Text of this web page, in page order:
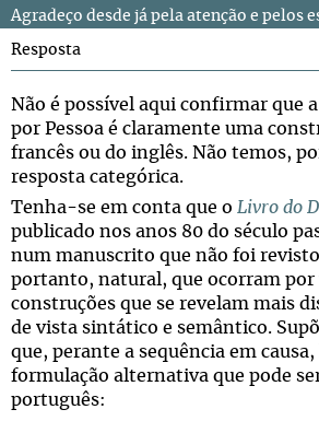
Agradeço desde já pela atenção e pelos
Resposta
Não é possível aqui confirmar que
por Pessoa é claramente uma
francês ou do inglês. Não temos,
resposta categórica.
Tenha-se em conta que o Livro do
publicado nos anos 80 do século
num manuscrito que não foi
portanto, natural, que ocorram por
construções que se revelam mais
de vista sintático e semântico.
que, perante a sequência em causa,
formulação alternativa que pode
português: